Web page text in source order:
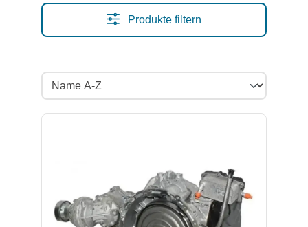
Produkte filtern